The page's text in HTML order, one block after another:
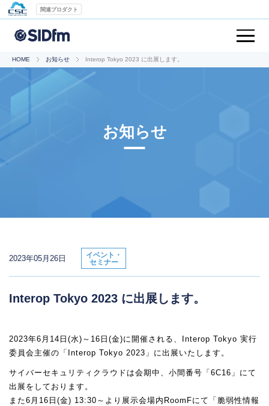
関連プロダクト
HOME お知らせ Interop Tokyo 2023 に出展します。
お知らせ
2023年05月26日
イベント・
セミナー
Interop Tokyo 2023 に出展します。
2023年6月14日(水)～16日(金)に開催される、Interop Tokyo 実行
委員会主催の「Interop Tokyo 2023」に出展いたします。
サイバーセキュリティクラウドは会期中、小間番号「6C16」にて
出展をしております。
また6月16日(金) 13:30～より展示会場内RoomFにて「脆弱性情報